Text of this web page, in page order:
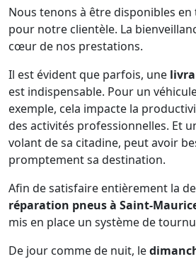
Nous tenons à être disponibles
pour notre clientèle. La
cœur de nos prestations.
Il est évident que parfois, une
est indispensable. Pour un
exemple, cela impacte la
des activités professionnelles. Et
volant de sa citadine, peut avoir
promptement sa destination.
Afin de satisfaire entièrement la
réparation pneus à Saint-
mis en place un système de
De jour comme de nuit, le